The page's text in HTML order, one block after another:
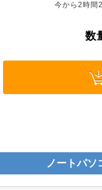
今から2時間
数
ノートパソ